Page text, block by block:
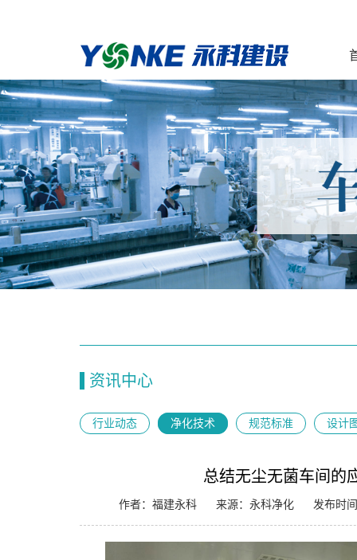
资讯中心
行业动态 净化技术 规范标准 设计
总结无尘无菌车间的
作者：福建永科 来源：永科净化 发布时